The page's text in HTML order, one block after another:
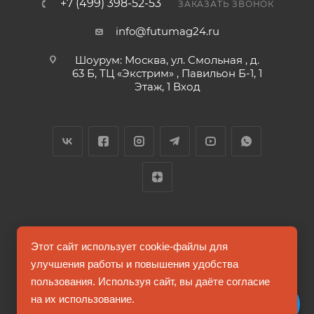
+7 (499) 398-52-53 ЗАКАЗАТЬ ЗВОНОК
info@futumag24.ru
Шоурум: Москва, ул. Смольная , д.
63 Б, ТЦ «Экстрим» , Павильон Б-1, 1
Этаж, 1 Вход
2026 © FUTUMAG.RU
Информация на сайте не является публичной офертой
Этот сайт использует cookie-файлы для
улучшения работы и повышения удобства
пользования. Используя сайт, вы даёте согласие
на их использование.